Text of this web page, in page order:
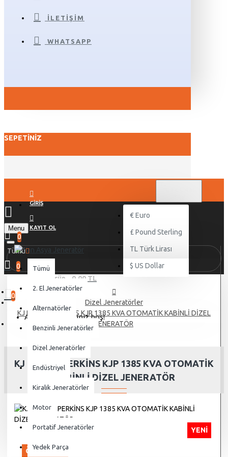
İLETIŞIM
WHATSAPP
SEPETINIZ
GIRIŞ
KAYIT OL
€ Euro
£ Pound Sterling
TL Türk Lirası
$ US Dollar
Menu
0
0
0 ürün - 0,00 TL
0
Alışveriş sepetiniz boş!
Tümü
Tümü
2. El Jeneratörler
Alternatörler
Benzinli Jeneratörler
Dizel Jeneratörler
Endüstriyel
Kiralık Jeneratörler
Motor
Portatif Jeneratörler
Yedek Parça
Dizel Jeneratörler
KJ POWER PERKİNS KJP 1385 KVA OTOMATİK KABİNLİ DİZEL
JENERATÖR
KJ POWER PERKİNS KJP 1385 KVA OTOMATİK
KABİNLİ DİZEL JENERATÖR
YENI
ÖN SIPARIŞ